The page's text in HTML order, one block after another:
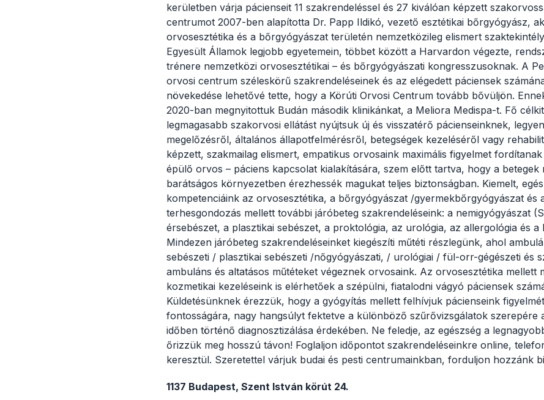
kerületben várja pácienseit 11 szakrendeléssel és 27 kiválóan képzett
centrumot 2007-ben alapította Dr. Papp Ildikó, vezető esztétikai bőrgyógyász,
orvosesztétika és a bőrgyógyászat területén nemzetközileg elismert
Egyesült Államok legjobb egyetemein, többet között a Harvardon végezte,
trénere nemzetközi orvosesztétikai – és bőrgyógyászati kongresszusoknak. A
orvosi centrum széleskörű szakrendeléseinek és az elégedett páciensek
növekedése lehetővé tette, hogy a Körúti Orvosi Centrum tovább bővüljön.
2020-ban megnyitottuk Budán második klinikánkat, a Meliora Medispa-t. Fő
legmagasabb szakorvosi ellátást nyújtsuk új és visszatérő pácienseinknek,
megelőzésről, általános állapotfelmérésről, betegségek kezeléséről vagy
képzett, szakmailag elismert, empatikus orvosaink maximális figyelmet
épülő orvos – páciens kapcsolat kialakítására, szem előtt tartva, hogy a betegek
barátságos környezetben érezhessék magukat teljes biztonságban. Kiemelt,
kompetenciáink az orvosesztétika, a bőrgyógyászat /gyermekbőrgyógyászat és
terhesgondozás mellett további járóbeteg szakrendeléseink: a nemigyógyászat
érsebészet, a plasztikai sebészet, a proktológia, az urológia, az allergológia és a
Mindezen járóbeteg szakrendeléseinket kiegészíti műtéti részlegünk, ahol
sebészeti / plasztikai sebészeti /nőgyógyászati, / urológiai / fül-orr-gégészeti és
ambuláns és altatásos műtéteket végeznek orvosaink. Az orvosesztétika mellett
kozmetikai kezeléseink is elérhetőek a szépülni, fiatalodni vágyó páciensek
Küldetésünknek érezzük, hogy a gyógyítás mellett felhívjuk pácienseink
fontosságára, nagy hangsúlyt fektetve a különböző szűrővizsgálatok szerepére
időben történő diagnosztizálása érdekében. Ne feledje, az egészség a
őrizzük meg hosszú távon! Foglaljon időpontot szakrendeléseinkre online,
keresztül. Szeretettel várjuk budai és pesti centrumainkban, forduljon hozzánk
1137 Budapest, Szent István körút 24.